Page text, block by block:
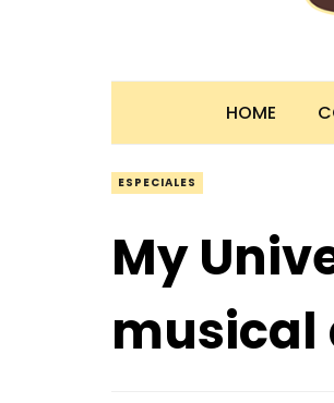
HOME
ESPECIALES
My
musical